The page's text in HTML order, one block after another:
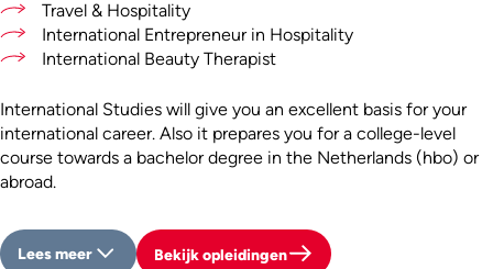
Travel & Hospitality
International Entrepreneur in Hospitality
International Beauty Therapist
International Studies will give you an excellent basis for your
international career. Also it prepares you for a college-level
course towards a bachelor degree in the Netherlands (hbo) or
abroad.
Bekijk opleidingen
Lees meer